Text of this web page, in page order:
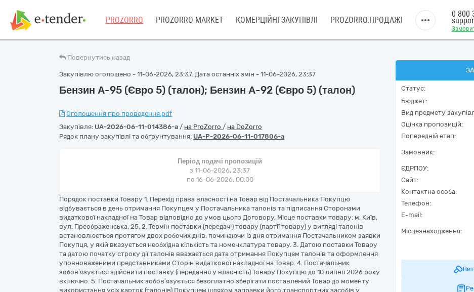
PROZORRO PROZORRO MARKET КОМЕРЦІЙНІ ЗАКУПІВЛІ PROZORRO.ПРОДАЖІ
0 800
Повернутись назад
Закупівлю оголошено - 11-06-2026, 23:37. Дата останніх змін - 11-06-2026, 23:37
Бензин А-95 (Євро 5) (талон); Бензин А-92 (Євро 5) (талон)
Оголошення про проведення.pdf
Закупівля: UA-2026-06-11-014386-a / на ProZorro / на DoZorro
Рядок плану закупівлі та обґрунтування: UA-P-2026-06-11-017806-a
Період подачі пропозицій
з 11-06-2026, 23:37
по 16-06-2026, 00:00
Порядок поставки Товару 1. Перехід права власності на Товар від Постачальника Покупцю
відбувається в день отримання Покупцем у Постачальника талонів та підписання Сторонами
видаткової накладної на Товар відповідно до умов цього Договору. Місце поставки товару: м. Київ,
вул. Преображенська, 25. 2. Термін поставки (передачі) товару (партії товару) у вигляді талонів
встановлюється протягом двох робочих днів, починаючи із дня отримання Постачальником заявки
Покупця, у якій вказується необхідна кількість та номенклатура товару. 3. Датою поставки Товару
та датою початку строку дії талонів вважається дата отримання Покупцем талонів та оформлення
уповноваженими представниками Сторін видаткової накладної на Товар. 4. Постачальник
зобов’язується здійснити поставку (передання у власність) Товару Покупцю до 10 липня 2026 року
включно. 5. Постачальник зобов’язується безоплатно зберігати поставлений Товар до моменту
використання усіх карток (талонів) Покупцем шляхом заправки його транспортних засобів у
Статус:
Бюджет:
Вид предмету
Оцінка пропозицій:
Попередній етап:
Замовник:
ЄДРПОУ:
Сайт:
Контактна особа:
Телефон:
E-mail:
Місцезнаходження: